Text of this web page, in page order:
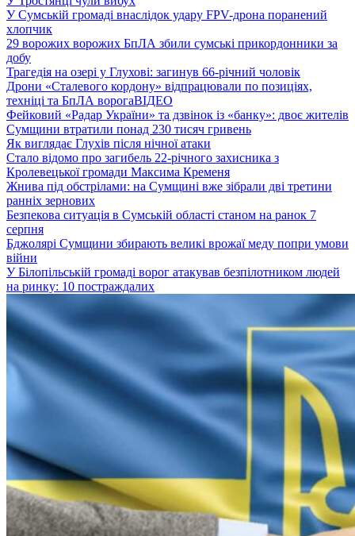
У Сумській громаді внаслідок удару FPV-дрона поранений
хлопчик
29 ворожих ворожих БпЛА збили сумські прикордонники за
добу
Трагедія на озері у Глухові: загинув 66-річний чоловік
Дрони «Сталевого кордону» відпрацювали по позиціях,
техніці та БпЛА ворогаВІДЕО
Фейковий «Радар України» та дзвінок із «банку»: двоє жителів
Сумщини втратили понад 230 тисяч гривень
Як виглядає Глухів після нічної атаки
Стало відомо про загибель 22-річного захисника з
Кролевецької громади Максима Кременя
Жнива під обстрілами: на Сумщині вже зібрали дві третини
ранніх зернових
Безпекова ситуація в Сумській області станом на ранок 7
серпня
Бджолярі Сумщини збирають великі врожаї меду попри умови
війни
У Білопільській громаді ворог атакував безпілотником людей
на ринку: 10 постраждалих